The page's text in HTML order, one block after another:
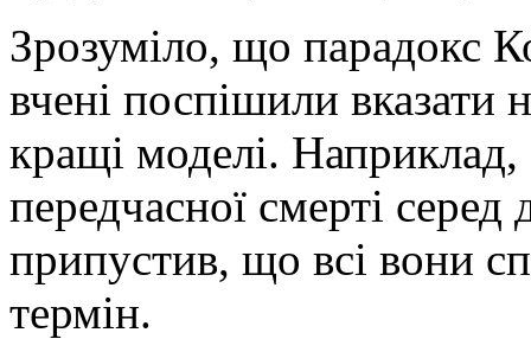
Зрозуміло, що парадокс
вчені поспішили вказати
кращі моделі.
передчасної смерті
припустив, що всі вони
термін.